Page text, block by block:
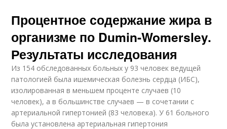
Процентное содержание жира в
организме по Dumin-Womersley.
Результаты исследования
Из 154 обследованных больных у 93 человек ведущей
патологией была ишемическая болезнь сердца (ИБС),
изолированная в меньшем проценте случаев (10
человек), а в большинстве случаев — в сочетании с
артериальной гипертонией (83 человека). У 61 больного
была установлена артериальная гипертония